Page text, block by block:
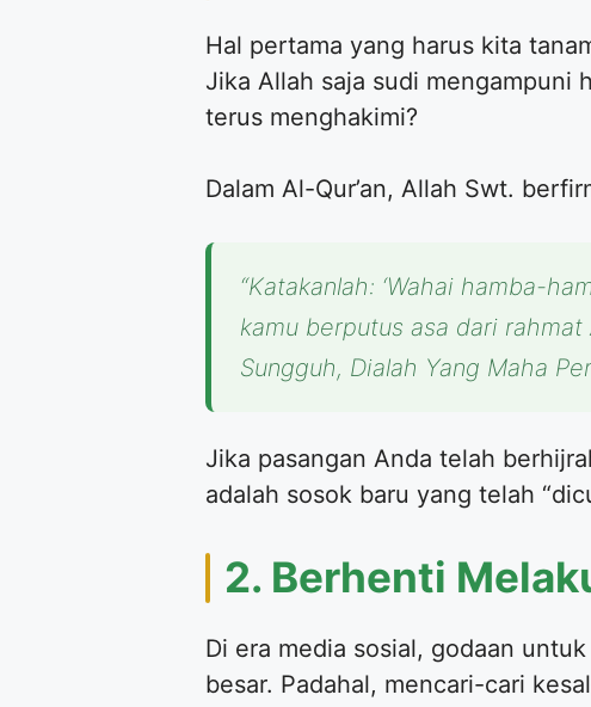
Hal pertama yang harus kita
Jika Allah saja sudi mengampuni
terus menghakimi?
Dalam Al-Qur’an, Allah Swt.
“Katakanlah: ‘Wahai hamba-
kamu berputus asa dari
Sungguh, Dialah Yang Maha
Jika pasangan Anda telah
adalah sosok baru yang telah
2. Berhenti
Di era media sosial, godaan
besar. Padahal, mencari-cari